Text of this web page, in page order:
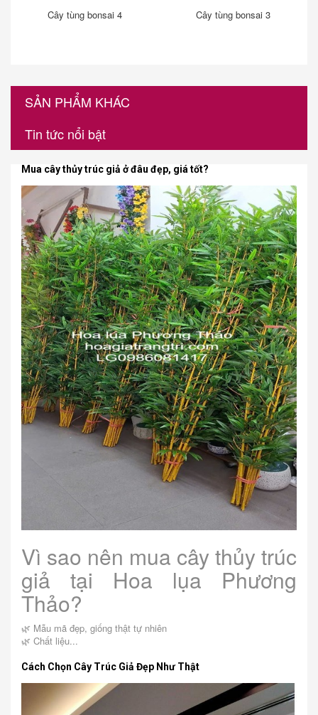
Cây tùng bonsai 4 Cây tùng bonsai 3
SẢN PHẨM KHÁC
Tin tức nổi bật
Mua cây thủy trúc giả ở đâu đẹp, giá tốt?
Vì sao nên mua cây thủy trúc
giả tại Hoa lụa Phương
Thảo?
🌿 Mẫu mã đẹp, giống thật tự nhiên
🌿 Chất liệu...
Cách Chọn Cây Trúc Giả Đẹp Như Thật